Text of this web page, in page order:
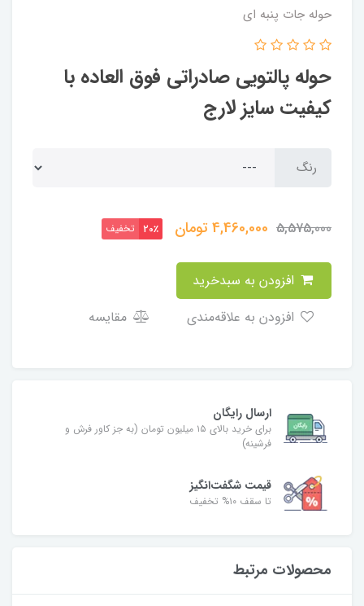
حوله جات پنبه ای
حوله پالتویی صادراتی فوق العاده با
کیفیت سایز لارج
رنگ
5,575,000
4,460,000تومان 20٪ تخفیف
مقایسه
ارسال رایگان
برای خرید بالای ۱۵ میلیون تومان (به جز کاور فرش و
فرشینه)
قیمت شگفت‌انگیز
تا سقف ۱۰% تخفیف
محصولات مرتبط